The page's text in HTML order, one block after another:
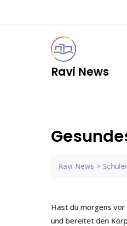
Ravi News
Ravi News >
Hast du morgens vor
und bereitet den